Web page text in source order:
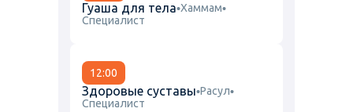
Гуаша для тела Хаммам
Специалист
12:00
Здоровые суставы Расул
Специалист